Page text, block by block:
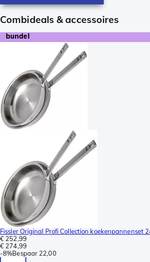
Combideals & accessoires
bundel
Fissler Original Profi Collection koekenpannenset
€ 252,99
€ 274,99
-8%Bespaar 22,00